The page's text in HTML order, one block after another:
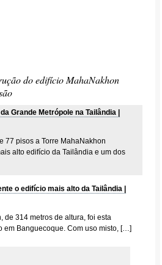
do edifício MahaNakhon
Grande Metrópole na Tailândia |
77 pisos a Torre MahaNakhon
alto edifício da Tailândia e um dos
o edifício mais alto da Tailândia |
314 metros de altura, foi esta
em Banguecoque. Com uso misto, […]